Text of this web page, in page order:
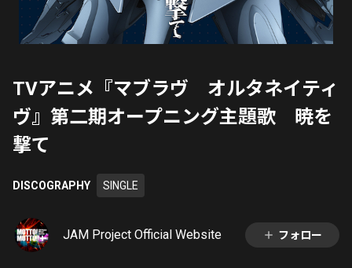
TVアニメ『マブラヴ オルタネイティ
ヴ』第二期オープニング主題歌 暁を
撃て
DISCOGRAPHY SINGLE
JAM Project Official Website フォロー